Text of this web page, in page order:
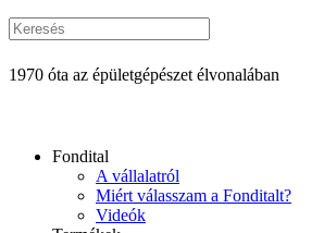
1970 óta az épületgépészet élvonalában
Fondital
A vállalatról
Miért válasszam a Fonditalt?
Videók